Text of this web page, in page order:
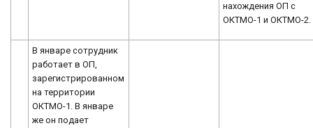
нахождения ОП с
ОКТМО-1 и ОКТМО-2.
В январе сотрудник
работает в ОП,
зарегистрированном
на территории
ОКТМО-1. В январе
же он подает